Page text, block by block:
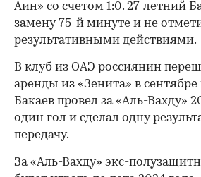
Аин» со счетом 1:0. 27-летний
замену 75-й минуте и не
результативными действиями.
В клуб из ОАЭ россиянин
аренды из «Зенита» в
Бакаев провел за «Аль-Вахду»
один гол и сделал одну
передачу.
За «Аль-Вахду» экс-